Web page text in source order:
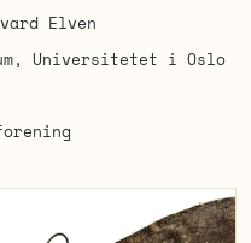
Elven
Universitetet i Oslo